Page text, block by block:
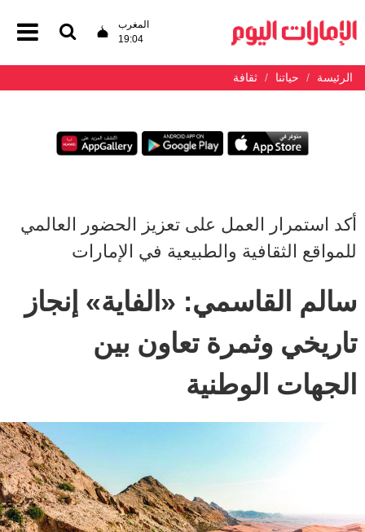
المغرب
19:04
الرئيسة حياتنا ثقافة
أكد استمرار العمل على تعزيز الحضور العالمي
للمواقع الثقافية والطبيعية في الإمارات
سالم القاسمي: «الفاية» إنجاز
تاريخي وثمرة تعاون بين
الجهات الوطنية